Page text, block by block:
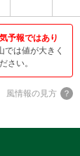
予報ではあり
では値が大きく
さい。
風情報の見方